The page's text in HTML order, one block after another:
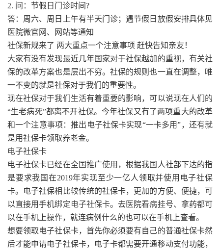
2. 问：节假日门诊时间?
答：周六、周日上午有半天门诊；遇节假日放假安排具体见
医院微官网、网站等通知
社保新规来了 两大重点一个注意事项 赶快告知亲友！
大家有没有发现最近几年国家对于社保越加的重视，有关社
保的改革方案也是层出不穷。社保的规则也一直在调整，唯
一不变的就是社保对于我们的重要性。
现在社保对于我们生活有着重要的影响，可以说现在人们的
“生老病死”都离不开社保。今年社保又有了两项重大的改革
和一个注意事项：推出电子社保卡实现“一卡多用”，还有就
是用社保卡领取养老金。
电子社保卡
电子社保卡已经在全国推广使用，根据我国人社部下达的指
是要求我国在2019年实现至少一亿人领取并使用电子社保
卡。电子社保相比较传统的社保卡，更加的方便、便捷，可
以直接用手机绑定电子社保卡。去医院看病挂号、拿药都可
以在手机上操作，就连病例什么的也可以在手机上查看。
想要领取电子社保卡，首先你必须要有自己的普通社保卡然
后才能申请电子社保卡，电子卡都需要开通移动支付功能，